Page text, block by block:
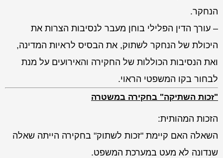
הנחקר.
– עורך הדין הפלילי בוחן מעבר לנסיבות הצרות את
היכולת של הנחקר לשתוק, את הבסיס לראיות המדינה,
ואת הנסיבות הכוללות של החקירה והאירועים על מנת
לבחור בקו המשפטי הראוי.
"זכות השתיקה" בחקירה במשטרה
הזכות המהותית:
השאלה האם קיימת "זכות לשתוק" בחקירה הייתה שאלה
שנדונה לא מעט במערכת המשפט.